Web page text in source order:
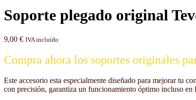
Soporte plegado original
9,00 € IVA incluído
Compra ahora los soportes originales
Este accesorio esta especialmente diseñado para mejorar tu
con precisión, garantiza un funcionamiento óptimo incluso en